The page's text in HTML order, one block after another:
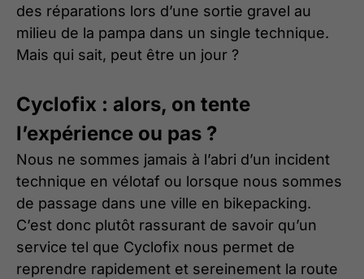
des réparations lors d’une sortie gravel au
milieu de la pampa dans un single technique.
Mais qui sait, peut être un jour ?
Cyclofix : alors, on tente
l’expérience ou pas ?
Nous ne sommes jamais à l’abri d’un incident
technique en vélotaf ou lorsque nous sommes
de passage dans une ville en bikepacking.
C’est donc plutôt rassurant de savoir qu’un
service tel que Cyclofix nous permet de
reprendre rapidement et sereinement la route